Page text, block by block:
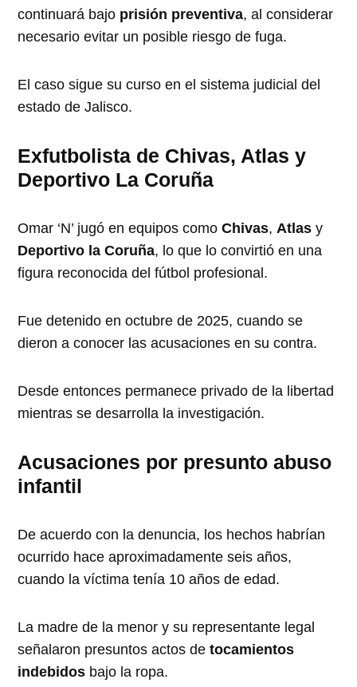
continuará bajo prisión preventiva, al considerar
necesario evitar un posible riesgo de fuga.
El caso sigue su curso en el sistema judicial del
estado de Jalisco.
Exfutbolista de Chivas, Atlas y
Deportivo La Coruña
Omar ‘N’ jugó en equipos comoChivas, Atlas y
Deportivo la Coruña, lo que lo convirtió en una
figura reconocida del fútbol profesional.
Fue detenido en octubre de 2025, cuando se
dieron a conocer las acusaciones en su contra.
Desde entonces permanece privado de la libertad
mientras se desarrolla la investigación.
Acusaciones por presunto abuso
infantil
De acuerdo con la denuncia, los hechos habrían
ocurrido hace aproximadamente seis años,
cuando la víctima tenía 10 años de edad.
La madre de la menor y su representante legal
señalaron presuntos actos detocamientos
indebidos bajo la ropa.